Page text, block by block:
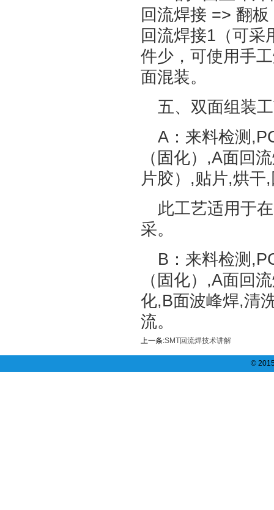
回流焊接 => 翻
回流焊接1（可采
件少，可使用手
面混装。
五、双面组装
A：来料检测
（固化）,A面回
片胶）,贴片,烘干
此工艺适用于
采。
B：来料检测
（固化）,A面回
化,B面波峰焊,清
流。
上一条:SMT回流焊技术讲解
©